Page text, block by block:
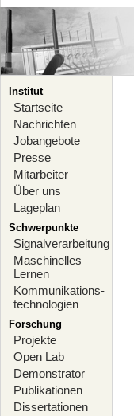
Institut
Startseite
Nachrichten
Jobangebote
Presse
Mitarbeiter
Über uns
Lageplan
Schwerpunkte
Signalverarbeitung
Maschinelles
Lernen
Kommunikations-
technologien
Forschung
Projekte
Open Lab
Demonstrator
Publikationen
Dissertationen